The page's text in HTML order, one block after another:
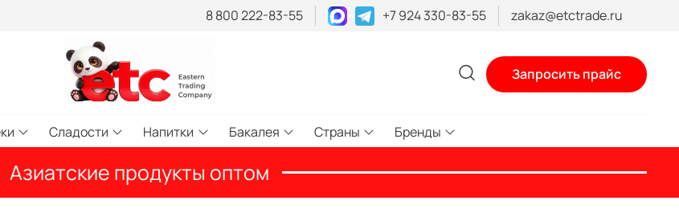
8 800 222-83-55 +7 924 330-83-55 zakaz@etctrade.ru
Запросить прайс
Сладости Напитки Бакалея Страны Бренды
Азиатские продукты оптом